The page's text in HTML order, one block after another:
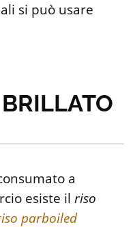
si può usare
a
esiste ilriso
parboiled